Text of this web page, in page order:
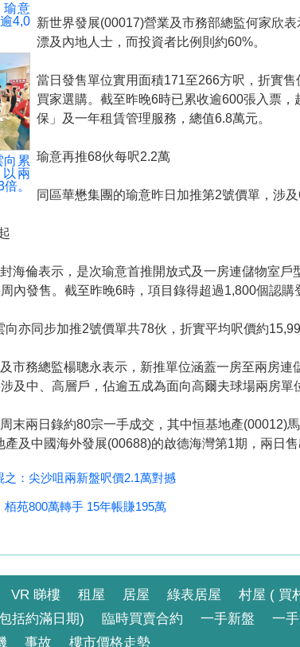
瑜意
4,0
向累
兩
。
新世界發展(00017)營業及市務部總監何家欣
漂及內地人士，而投資者比例則約60%。
當日發售單位實用面積171至266方呎，折實
買家選購。截至昨晚6時已累收逾600張入票
保」及一年租賃管理服務，總值6.8萬元。
瑜意再推68伙每呎2.2萬
同區華懋集團的瑜意昨日加推第2號價單，涉
海倫表示，是次瑜意首推開放式及一房連儲物室
內發售。截至昨晚6時，項目錄得超過1,800個認購
向亦同步加推2號價單共78伙，折實平均呎價約
市務總監楊聰永表示，新推單位涵蓋一房至兩房
及中、高層戶，佔逾五成為面向高爾夫球場兩房單
末兩日錄約80宗一手成交，其中恒基地產(00012)
及中國海外發展(00688)的啟德海灣第1期，兩日售
之：尖沙咀兩新盤呎價2.1萬對撼
栢苑800萬轉手 15年帳賺195萬
VR 睇樓 租屋 居屋 綠表居屋 村屋 ( 買
括約滿日期)
臨時買賣合約 一手新盤 一
事故 樓市價格走勢